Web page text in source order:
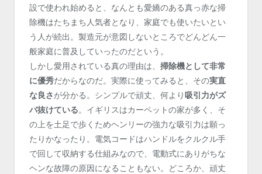
設で使われ始めると、なんとも愛嬌のある真っ赤な掃
除機はたちまち人気者となり、家庭でも使いたいとい
う人が続出。製造元が意図しないところでどんどん一
般家庭に普及していったのだという。
しかし愛用されている真の理由は、 掃除機として非常
に優秀だからなのだ。実際に使ってみると、その実直
な良さが分かる。シンプルで頑丈、何より吸引力がズ
バ抜けている。イギリスはカーペットの家が多く、そ
の上を土足で歩くためヘンリーの強力な吸引力は願っ
たりかなったり。電気コードはハンドルをクルクル手
で回して収納する仕組みなので、電動式にありがちな
ヘンな故障の原因になることもない。どころか、頑丈